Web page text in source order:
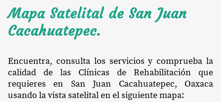
Mapa Satelital de San Juan
Cacahuatepec.
Encuentra, consulta los servicios y comprueba la
calidad de las Clínicas de Rehabilitación que
requieres en San Juan Cacahuatepec, Oaxaca
usando la vista satelital en el siguiente mapa: